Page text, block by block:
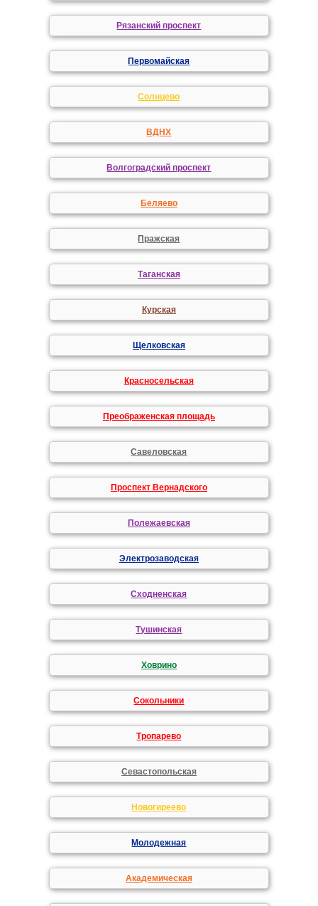
Рязанский проспект
Первомайская
Солнцево
ВДНХ
Волгоградский проспект
Беляево
Пражская
Таганская
Курская
Щелковская
Красносельская
Преображенская площадь
Савеловская
Проспект Вернадского
Полежаевская
Электрозаводская
Сходненская
Тушинская
Ховрино
Сокольники
Тропарево
Севастопольская
Новогиреево
Молодежная
Академическая